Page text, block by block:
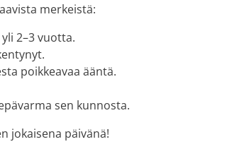
merkeistä:
2–3 vuotta.
poikkeavaa ääntä.
sen kunnosta.
jokaisena päivänä!